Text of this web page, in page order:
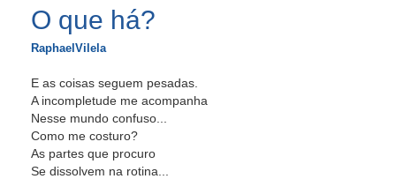
O que há?
RaphaelVilela
E as coisas seguem pesadas.
A incompletude me acompanha
Nesse mundo confuso...
Como me costuro?
As partes que procuro
Se dissolvem na rotina...